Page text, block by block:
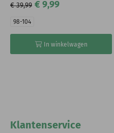
€ 39,99 € 9,99
98-104
In winkelwagen
Klantenservice